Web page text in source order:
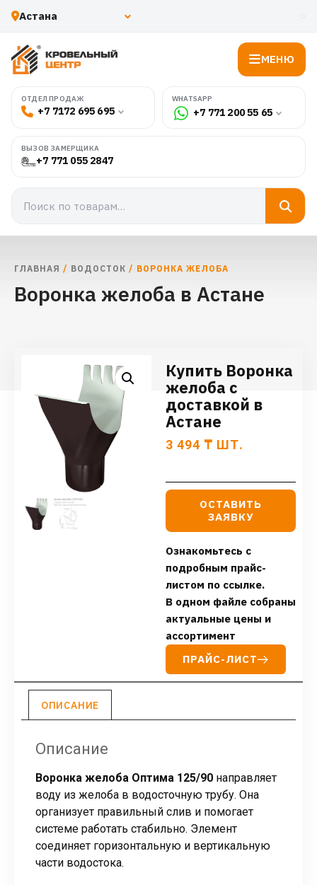
МЕНЮ
ОТДЕЛ ПРОДАЖ
+7 7172 695 695
WHATSAPP
+7 771 200 55 65
ВЫЗОВ ЗАМЕРЩИКА
+7 771 055 2847
ГЛАВНАЯ / ВОДОСТОК / ВОРОНКА ЖЕЛОБА
Воронка желоба в Астане
Купить Воронка
желоба с
доставкой в
Астане
3 494 ₸ ШТ.
ОСТАВИТЬ
ЗАЯВКУ
Ознакомьтесь с
подробным прайс-
листом по ссылке.
В одном файле собраны
актуальные цены и
ассортимент
ПРАЙС-ЛИСТ
ОПИСАНИЕ
Описание
Воронка желоба Оптима 125/90 направляет
воду из желоба в водосточную трубу. Она
организует правильный слив и помогает
системе работать стабильно. Элемент
соединяет горизонтальную и вертикальную
части водостока.